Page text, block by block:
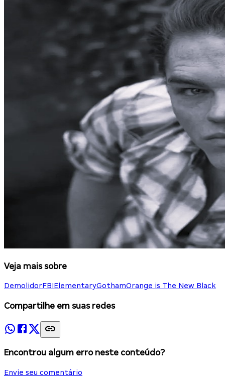
Veja mais sobre
DemolidorFBIElementaryGothamOrange is The New Black
Compartilhe em suas redes
Encontrou algum erro neste conteúdo?
Envie seu comentário